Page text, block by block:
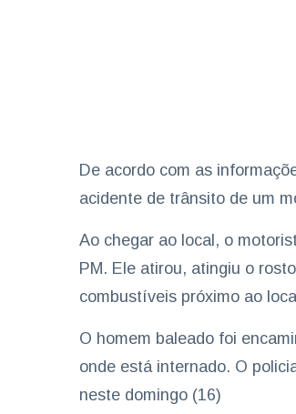
De acordo com as
acidente de trânsito de um
Ao chegar ao local, o
PM. Ele atirou, atingiu o
combustíveis próximo ao
O homem baleado foi
onde está internado. O
neste domingo (16)